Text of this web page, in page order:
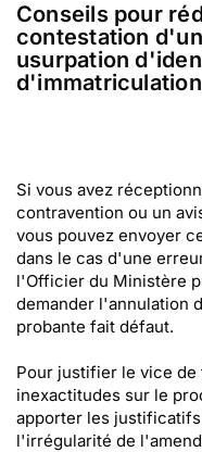
Conseils pour
contestation
usurpation
Si vous avez
contravention ou un
vous pouvez envoyer
dans le cas d'une
l'Officier du Ministère
demander l'annulation
probante fait défaut.
Pour justifier le vice
inexactitudes sur le
apporter les
l'irrégularité de